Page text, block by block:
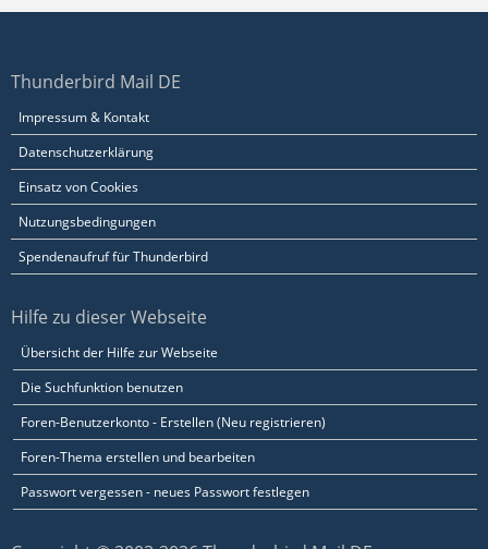
Thunderbird Mail DE
Impressum & Kontakt
Datenschutzerklärung
Einsatz von Cookies
Nutzungsbedingungen
Spendenaufruf für Thunderbird
Hilfe zu dieser Webseite
Übersicht der Hilfe zur Webseite
Die Suchfunktion benutzen
Foren-Benutzerkonto - Erstellen (Neu registrieren)
Foren-Thema erstellen und bearbeiten
Passwort vergessen - neues Passwort festlegen